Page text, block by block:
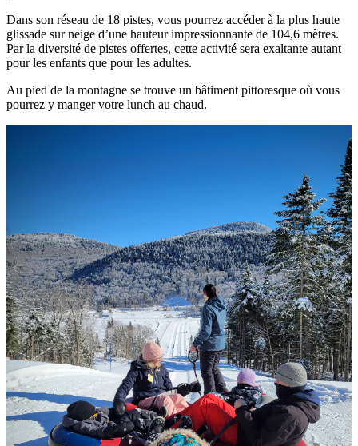
Dans son réseau de 18 pistes, vous pourrez accéder à la plus haute
glissade sur neige d’une hauteur impressionnante de 104,6 mètres.
Par la diversité de pistes offertes, cette activité sera exaltante autant
pour les enfants que pour les adultes.
Au pied de la montagne se trouve un bâtiment pittoresque où vous
pourrez y manger votre lunch au chaud.